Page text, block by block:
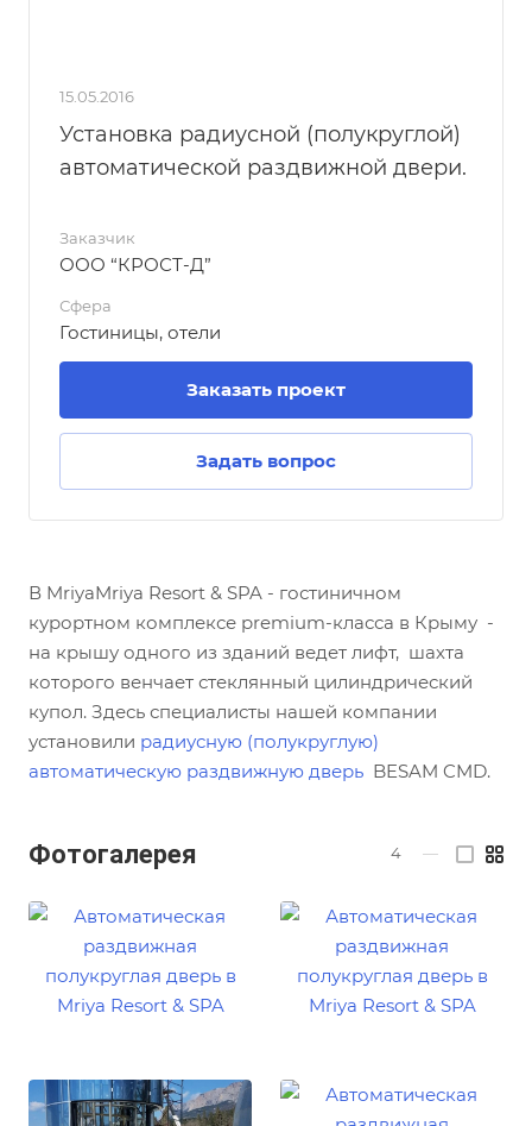
15.05.2016
Установка радиусной (полукруглой)
автоматической раздвижной двери.
Заказчик
ООО “КРОСТ-Д”
Сфера
Гостиницы, отели
Заказать проект
Задать вопрос
В MriyaMriya Resort & SPA - гостиничном
курортном комплексе premium-класса в Крыму -
на крышу одного из зданий ведет лифт, шахта
которого венчает стеклянный цилиндрический
купол. Здесь специалисты нашей компании
установили радиусную (полукруглую)
автоматическую раздвижную дверь BESAM CMD.
Фотогалерея 4 —